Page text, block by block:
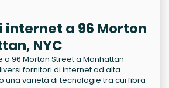
internet a 96 Morton
NYC
a 96 Morton Street a Manhattan
fornitori di internet ad alta
una varietà di tecnologie tra cui fibra